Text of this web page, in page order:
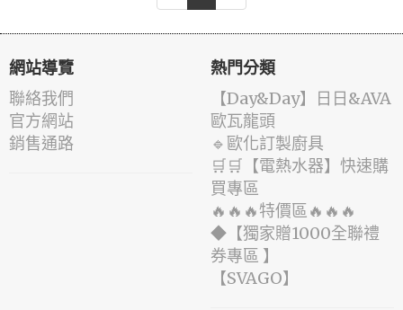
網站導覽
聯絡我們
官方網站
銷售通路
熱門分類
️【Day&Day】️日日&AVA
歐瓦龍頭
🔹歐化訂製廚具
🛒🛒【電熱水器】快速購
買專區
🔥🔥🔥特價區🔥🔥🔥
◆【獨家贈1000全聯禮
券專區 】
️【SVAGO】️